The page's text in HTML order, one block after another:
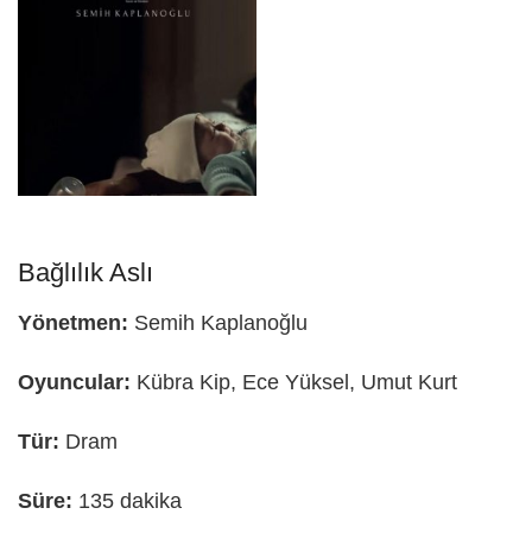
Bağlılık Aslı
Yönetmen: Semih Kaplanoğlu
Oyuncular: Kübra Kip, Ece Yüksel, Umut Kurt
Tür: Dram
Süre: 135 dakika